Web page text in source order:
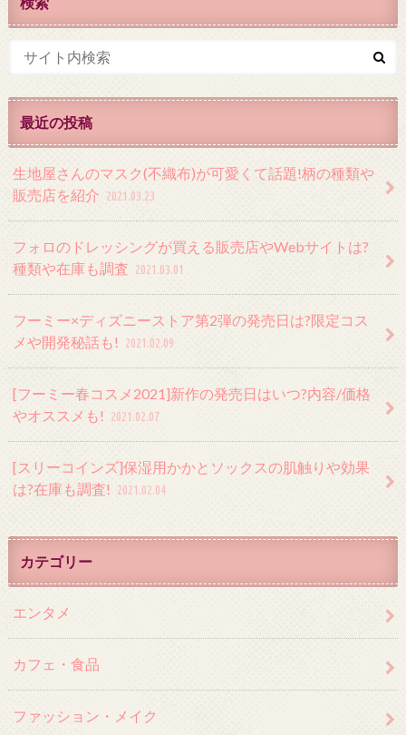
最近の投稿
生地屋さんのマスク(不織布)が可愛くて話題!柄の種類や
販売店を紹介 2021.03.23
フォロのドレッシングが買える販売店やWebサイトは?
種類や在庫も調査 2021.03.01
フーミー×ディズニーストア第2弾の発売日は?限定コス
メや開発秘話も!
2021.02.09
[フーミー春コスメ2021]新作の発売日はいつ?内容/価格
やオススメも!
2021.02.07
[スリーコインズ]保湿用かかとソックスの肌触りや効果
は?在庫も調査!
2021.02.04
カテゴリー
エンタメ
カフェ・食品
ファッション・メイク